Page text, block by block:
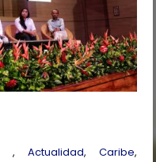
, Actualidad, Caribe,